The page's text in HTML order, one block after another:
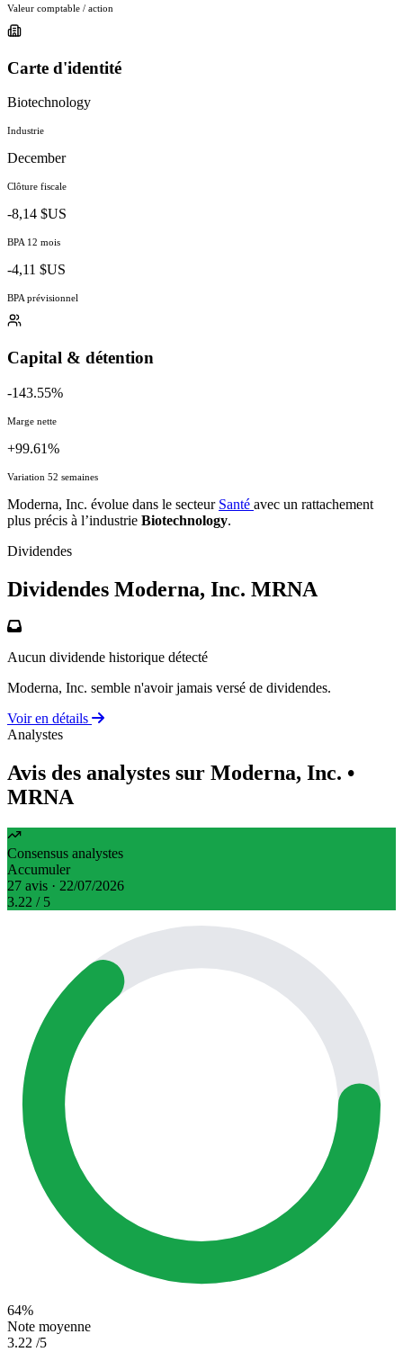
Valeur comptable / action
Carte d'identité
Biotechnology
Industrie
December
Clôture fiscale
-8,14 $US
BPA 12 mois
-4,11 $US
BPA prévisionnel
Capital & détention
-143.55%
Marge nette
+99.61%
Variation 52 semaines
Moderna, Inc. évolue dans le secteur Santé avec un rattachement
plus précis à l’industrie Biotechnology.
Dividendes
Dividendes Moderna, Inc. MRNA
Aucun dividende historique détecté
Moderna, Inc. semble n'avoir jamais versé de dividendes.
Voir en détails
Analystes
Avis des analystes sur Moderna, Inc. •
MRNA
Consensus analystes
Accumuler
27 avis · 22/07/2026
3.22 / 5
64%
Note moyenne
3.22 /5